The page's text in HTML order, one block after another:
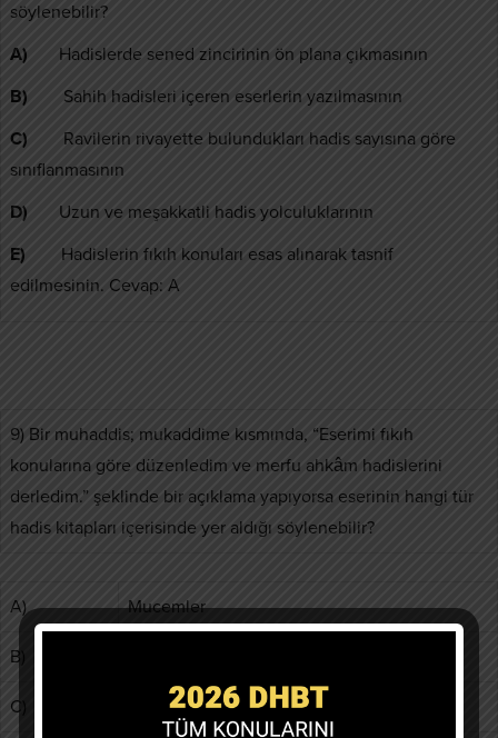
söylenebilir?
A)
Hadislerde sened zincirinin ön plana çıkmasının
B)
Sahih hadisleri içeren eserlerin yazılmasının
C)
Ravilerin rivayette bulundukları hadis sayısına göre
sınıflanmasının
D)
Uzun ve meşakkatli hadis yolculuklarının
E)
Hadislerin fıkıh konuları esas alınarak tasnif
edilmesinin. Cevap: A
9) Bir muhaddis; mukaddime kısmında, “Eserimi fıkıh
konularına göre düzenledim ve merfu ahkâm hadislerini
derledim.” şeklinde bir açıklama yapıyorsa eserinin hangi tür
hadis kitapları içerisinde yer aldığı söylenebilir?
A) Mucemler
B)
C) Musannafler